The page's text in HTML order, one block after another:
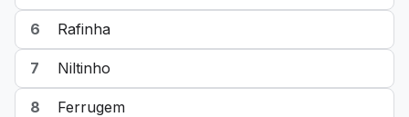
6 Rafinha
7 Niltinho
8 Ferrugem